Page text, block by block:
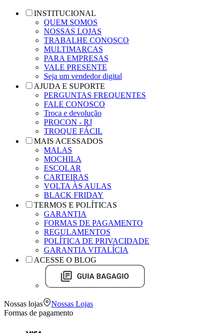
INSTITUCIONAL
QUEM SOMOS
NOSSAS LOJAS
TRABALHE CONOSCO
MULTIMARCAS
PARA EMPRESAS
VALE PRESENTE
Seja um vendedor digital
AJUDA E SUPORTE
PERGUNTAS FREQUENTES
FALE CONOSCO
Troca e devolução
PROCON - RJ
TROQUE FÁCIL
MAIS ACESSADOS
MALAS
MOCHILA
ESCOLAR
CARTEIRAS
VOLTA ÀS AULAS
BLACK FRIDAY
TERMOS E POLÍTICAS
GARANTIA
FORMAS DE PAGAMENTO
REGULAMENTOS
POLÍTICA DE PRIVACIDADE
GARANTIA VITALÍCIA
ACESSE O BLOG
Nossas lojas
Nossas Lojas
Formas de pagamento